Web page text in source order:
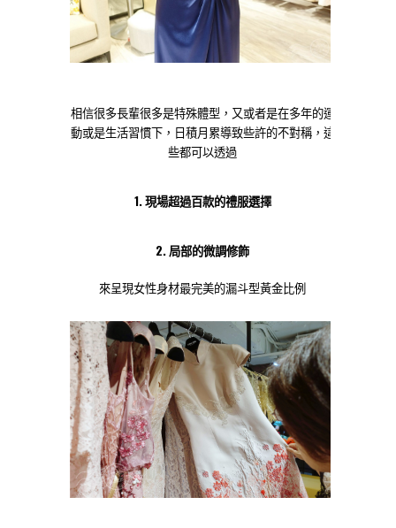
相信很多長輩很多是特殊體型，又或者是在多年的運
動或是生活習慣下，日積月累導致些許的不對稱，這
些都可以透過
1. 現場超過百款的禮服選擇
2. 局部的微調修飾
來呈現女性身材最完美的漏斗型黃金比例